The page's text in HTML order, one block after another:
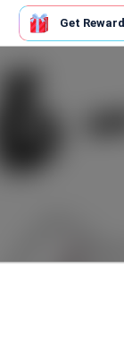
Get Reward